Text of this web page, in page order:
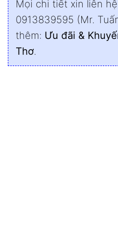
Mọi chi tiết xin liên
0913839595 (Mr.
thêm: Ưu đãi &
Thơ.